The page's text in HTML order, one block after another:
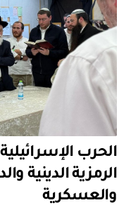
الحرب
الرمزية الدينية
والعسكرية